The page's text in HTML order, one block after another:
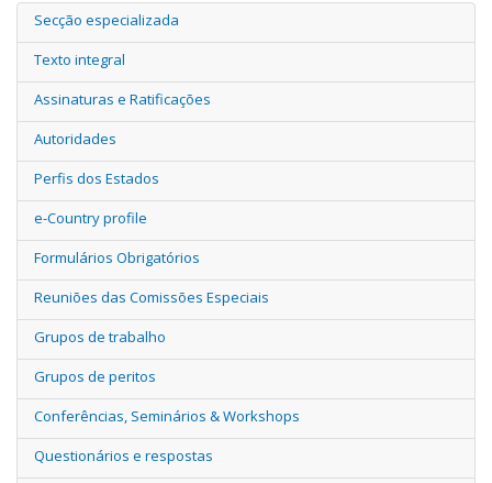
Secção especializada
Texto integral
Assinaturas e Ratificações
Autoridades
Perfis dos Estados
e-Country profile
Formulários Obrigatórios
Reuniões das Comissões Especiais
Grupos de trabalho
Grupos de peritos
Conferências, Seminários & Workshops
Questionários e respostas